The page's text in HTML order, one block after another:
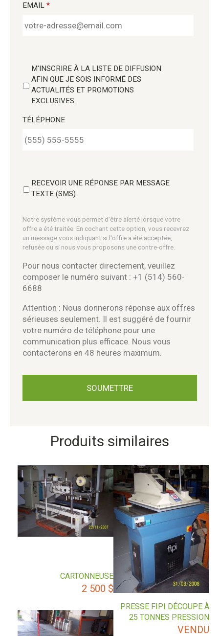
EMAIL *
M'INSCRIRE À LA LISTE DE DIFFUSION
AFIN QUE JE SOIS INFORMÉ DES
ACTUALITÉS ET PROMOTIONS
EXCLUSIVES.
TÉLÉPHONE
RECEVOIR UNE RÉPONSE PAR MESSAGE
TEXTE (SMS)
Notre système vous permet d'être alerté lorsque votre
offre a été traitée. En cochant cette option, vous recevrez
un message vous indiquant si l'offre a été acceptée,
refusée ou si nous vous proposons une contre-offre.
Pour nous contacter directement, veuillez
composer le numéro suivant : +1 (514) 560-
6688
Attention : Nous donnerons réponse aux offres
sérieuses seulement. Il est suggéré de fournir
votre numéro de téléphone pour une
communication plus efficace. Nous vous
contacterons en 48 heures maximum.
Produits similaires
PRESSE FIPI DÉCOUPE À
25 TONNES PRESSION
VENDU
CARTONNEUSE
2 500 $